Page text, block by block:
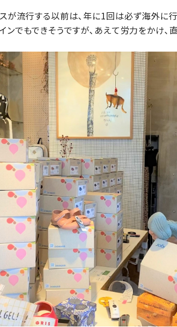
が流行する以前は、年に1回は必ず海外に
ンでもできそうですが、あえて労力をかけ